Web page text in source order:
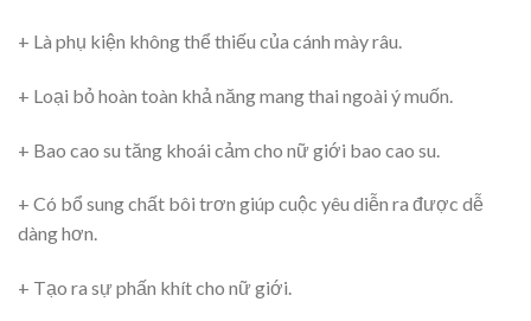
+ Là phụ kiện không thể thiếu của cánh mày râu.
+ Loại bỏ hoàn toàn khả năng mang thai ngoài ý muốn.
+ Bao cao su tăng khoái cảm cho nữ giới bao cao su.
+ Có bổ sung chất bôi trơn giúp cuộc yêu diễn ra được dễ
dàng hơn.
+ Tạo ra sự phấn khít cho nữ giới.